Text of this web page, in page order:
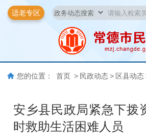
适老专区
您的位置： 首页 > 民政动态 > 区县动态
安乡县民政局紧急下拨
时救助生活困难人员